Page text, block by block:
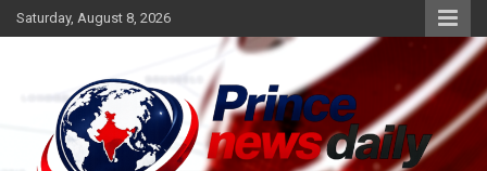
Skip
to
Saturday, August 8, 2026